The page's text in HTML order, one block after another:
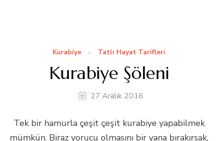
Kurabiye Tatlı Hayat Tarifleri
Kurabiye Şöleni
27 Aralık 2016
Tek bir hamurla çeşit çeşit kurabiye yapabilmek
mümkün. Biraz yorucu olmasını bir yana bırakırsak,